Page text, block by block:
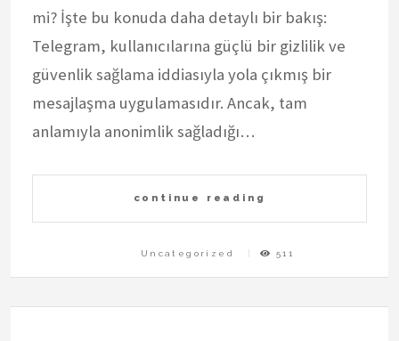
mi? İşte bu konuda daha detaylı bir bakış:
Telegram, kullanıcılarına güçlü bir gizlilik ve
güvenlik sağlama iddiasıyla yola çıkmış bir
mesajlaşma uygulamasıdır. Ancak, tam
anlamıyla anonimlik sağladığı…
continue reading
Uncategorized 511